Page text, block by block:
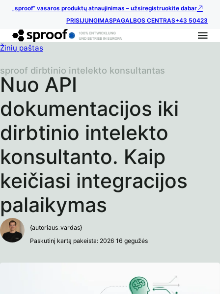
„sproof“ vasaros produktų atnaujinimas – užsiregistruokite dabar
PRISIJUNGIMASPAGALBOS CENTRAS+43 50423
Žinių paštas
Nuo API
dokumentacijos iki
dirbtinio intelekto
konsultanto. Kaip
keičiasi integracijos
palaikymas
sproof dirbtinio intelekto konsultantas
{autoriaus_vardas}
Paskutinį kartą pakeista: 2026 16 gegužės